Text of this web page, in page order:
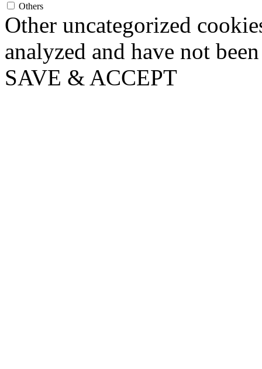
Others
Other uncategorized
analyzed and have not
SAVE & ACCEPT